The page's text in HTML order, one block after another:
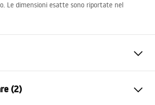
Le dimensioni esatte sono riportate nel
(2)